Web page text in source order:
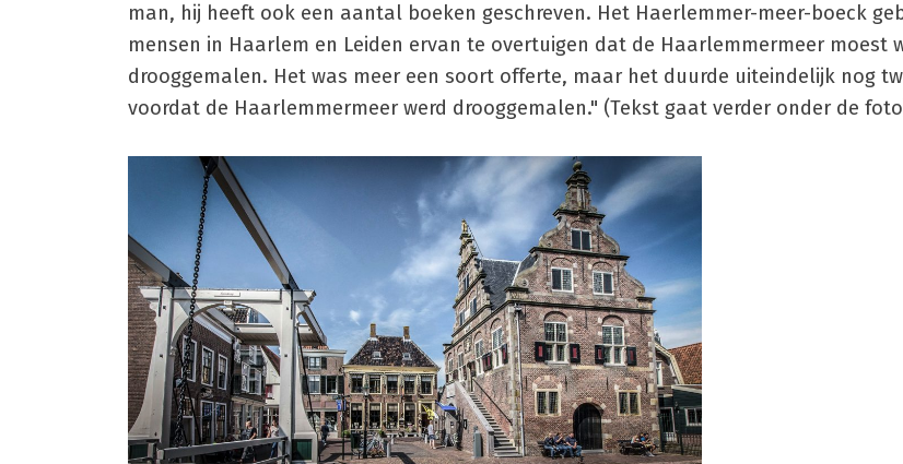
man, hij heeft ook een aantal boeken geschreven. Het Haerlemmer-meer-boeck
mensen in Haarlem en Leiden ervan te overtuigen dat de Haarlemmermeer moest
drooggemalen. Het was meer een soort offerte, maar het duurde uiteindelijk nog
voordat de Haarlemmermeer werd drooggemalen." (Tekst gaat verder onder de